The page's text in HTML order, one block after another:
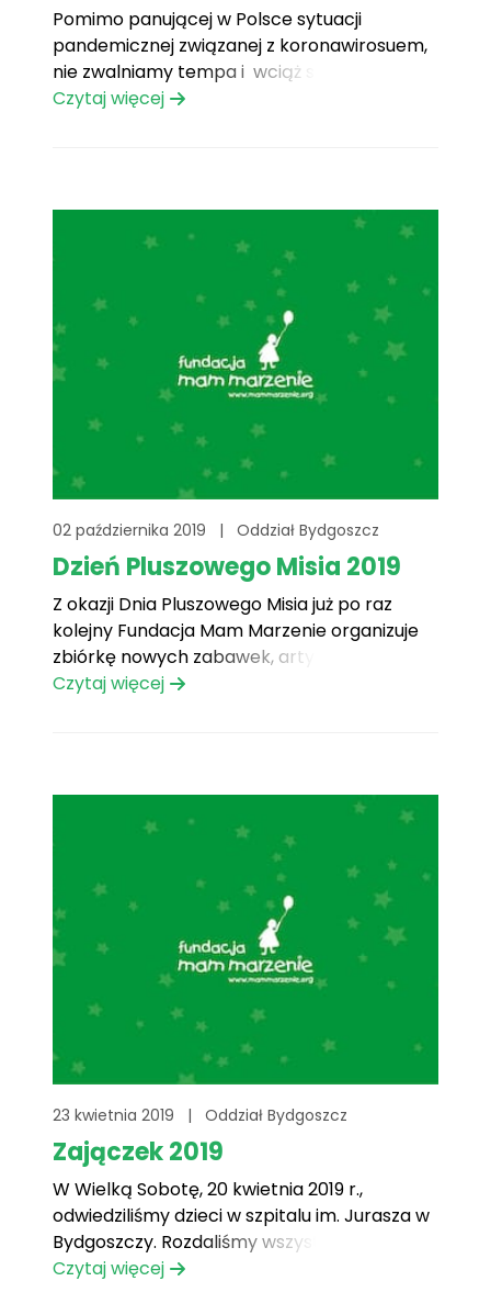
Pomimo panującej w Polsce sytuacji
pandemicznej związanej z koronawirosuem,
nie zwalniamy tempa i wciąż spełniamy
marzenia. Technologia pozwala nam teraz
marzenie „korespondencyjnie”, to również
staramy się to robić. Nigdy nie przestawajmy
marzyć, szczególnie[...]
Czytaj więcej
02 października 2019 | Oddział Bydgoszcz
Dzień Pluszowego Misia 2019
Z okazji Dnia Pluszowego Misia już po raz
kolejny Fundacja Mam Marzenie organizuje
zbiórkę nowych zabawek, artykułów
plastycznych, gier planszowych, puzzli,
Czytaj więcej
23 kwietnia 2019 | Oddział Bydgoszcz
Zajączek 2019
W Wielką Sobotę, 20 kwietnia 2019 r.,
odwiedziliśmy dzieci w szpitalu im. Jurasza w
Bydgoszczy. Rozdaliśmy wszystkim dzieciom
Zajączki. Niestety przez chorobę dzieci nie
Czytaj więcej